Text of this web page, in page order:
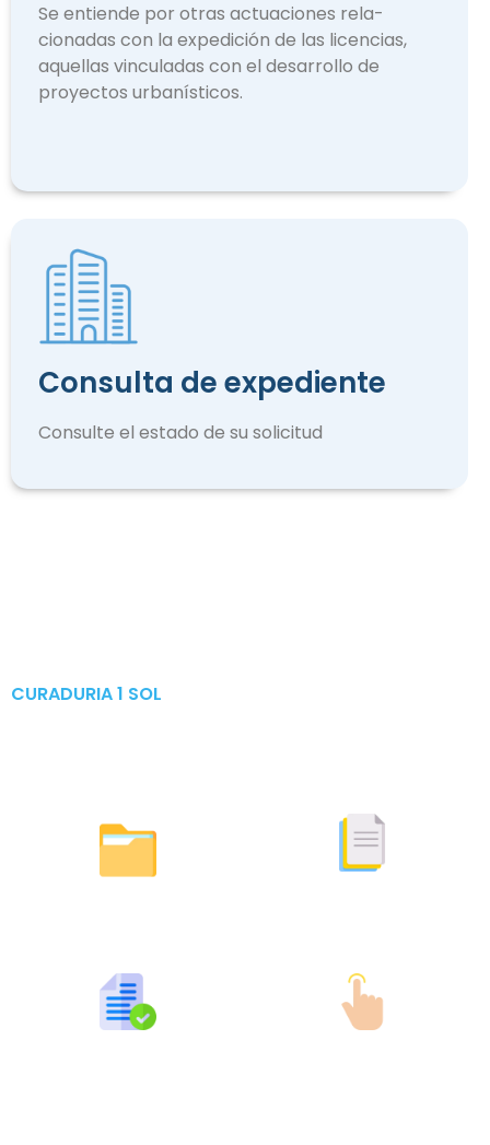
Se entiende por otras actuaciones rela­
cionadas con la expedición de las licencias,
aquellas vinculadas con el desarrollo de
proyectos urbanísticos.
Consulta de expediente
Consulte el estado de su solicitud
CURADURIA 1 SOL